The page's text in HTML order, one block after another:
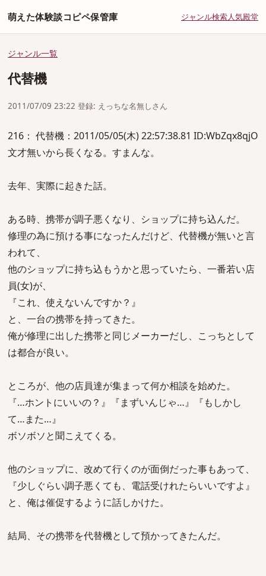
萌えた体験談コピペ保管庫 ジャンル検索人気殿堂
ジャンル一覧
代替機
2011/07/09 23:22 登録: えっちな名無しさん
216： 代替機：2011/05/05(木) 22:57:38.81 ID:WbZqx8qjO
文才無いから長くなる。すまんな。
去年、実際に起きた話。
ある時、携帯が調子悪くなり、ショップに持ち込んだ。
修理の為に預ける事になったんだけど、代替機が無いと言
われて、
他のショップに持ち込もうかと思っていたら、一番若い店
員(女)が、
『これ、使えないんですか？』
と、一台の携帯を持ってきた。
俺が修理に出した携帯と同じメーカーだし、こっちとして
は都合が良い。
ところが、他の店員達が集まって何か相談を始めた。
『…ホントにいいの？』『まずいんじゃ…』『もしかし
て…また…』
ボソボソと聞こえてくる。
他のショップに、改めて行くのが面倒だった事もあって、
『少しぐらい調子悪くても、電話受けれたらいいですよ』
と、俺は催促するように話しかけた。
結局、その携帯を代替機として預かってきたんだ。